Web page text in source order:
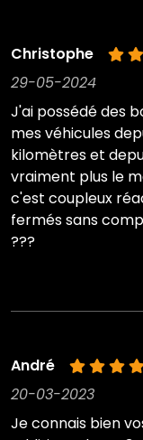
Christophe
29-05-2024
J'ai possédé des
mes véhicules
kilomètres et
vraiment plus le
c'est coupleux
fermés sans
???
André
20-03-2023
Je connais bien